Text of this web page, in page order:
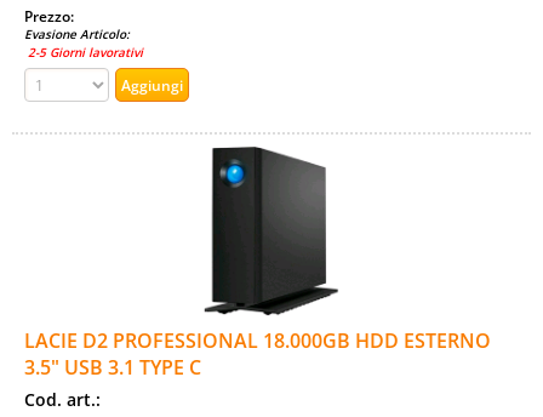
Prezzo:
Evasione Articolo:
2-5 Giorni lavorativi
LACIE D2 PROFESSIONAL 18.000GB HDD ESTERNO
3.5" USB 3.1 TYPE C
Cod. art.: